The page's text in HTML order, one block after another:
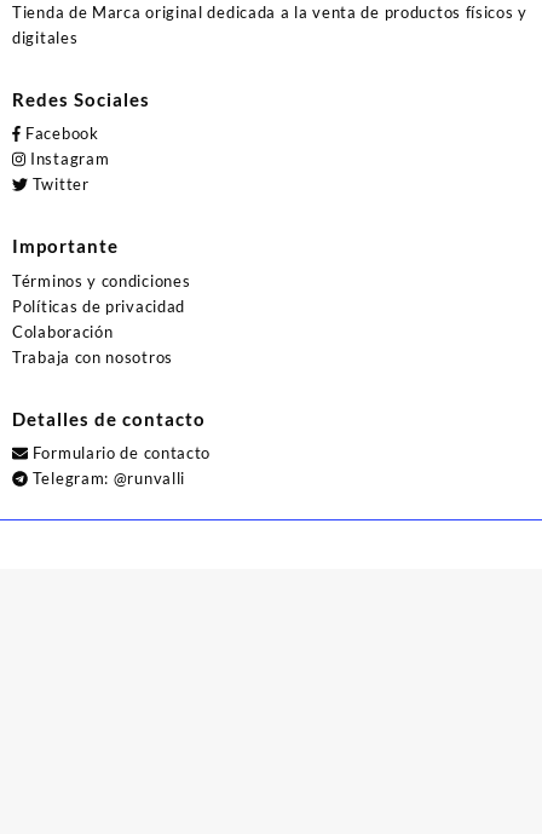
Tienda de Marca original dedicada a la venta de productos físicos y
digitales
Redes Sociales
Facebook
Instagram
Twitter
Importante
Términos y condiciones
Políticas de privacidad
Colaboración
Trabaja con nosotros
Detalles de contacto
Formulario de contacto
Telegram: @runvalli